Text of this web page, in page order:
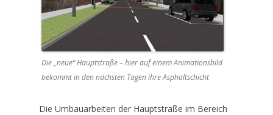
Die „neue“ Hauptstraße – hier auf einem Animationsbild
bekommt in den nächsten Tagen ihre Asphaltschicht
Die Umbauarbeiten der Hauptstraße im Bereich